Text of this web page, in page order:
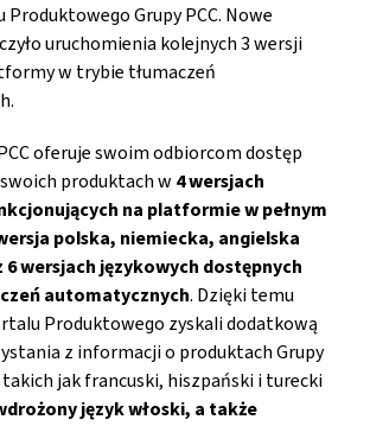
Grupy PCC. Nowe
uruchomienia kolejnych 3 wersji
w trybie tłumaczeń
oferuje swoim odbiorcom dostęp
produktach w 4 wersjach
na platformie w pełnym
polska, niemiecka, angielska
6 wersjach językowych dostępnych
automatycznych. Dzięki temu
Produktowego zyskali dodatkową
z informacji o produktach Grupy
takich jak francuski, hiszpański i turecki
język włoski, a także